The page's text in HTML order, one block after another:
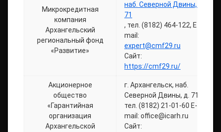
Микрокредитная
компания
Архангельский
региональный фонд
«Развитие»
наб. Северной Двины, д.
71
, тел. (8182) 464-122, Е-
mail:
expert@cmf29.ru
Сайт:
https://cmf29.ru/
Акционерное
общество
«Гарантийная
организация
Архангельской
г. Архангельск, наб.
Северной Двины, д. 71
тел. (8182) 21-01-60 E-
mail: office@icarh.ru
Сайт: